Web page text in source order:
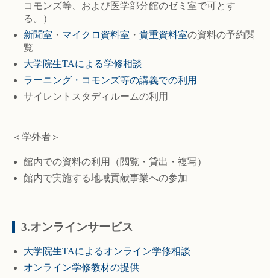
コモンズ等、および医学部分館のゼミ室で可とす
る。）
新聞室 ・ マイクロ資料室 ・貴重資料室の資料の予約閲
覧
大学院生TAによる学修相談
ラーニング・コモンズ等の講義での利用
サイレントスタディルームの利用
＜学外者＞
館内での資料の利用（閲覧・貸出・複写）
館内で実施する地域貢献事業への参加
3.オンラインサービス
大学院生TAによるオンライン学修相談
オンライン学修教材の提供